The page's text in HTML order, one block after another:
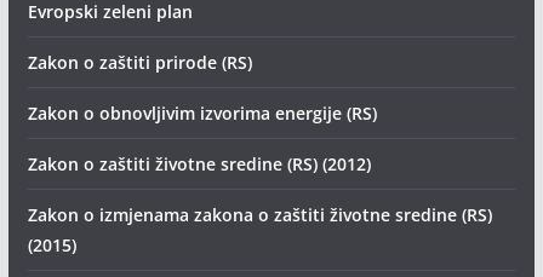
Evropski zeleni plan
Zakon o zaštiti prirode (RS)
Zakon o obnovljivim izvorima energije (RS)
Zakon o zaštiti životne sredine (RS) (2012)
Zakon o izmjenama zakona o zaštiti životne sredine (RS)
(2015)